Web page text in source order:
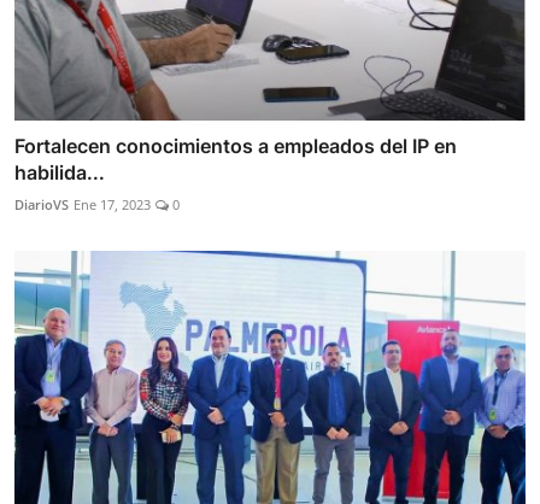
Fortalecen conocimientos a empleados del IP en
habilida...
DiarioVS Ene 17, 2023 0